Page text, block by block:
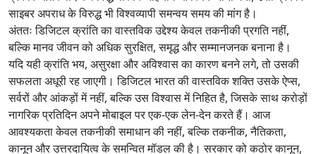
साइबर अपराध के विरुद्ध भी विश्वव्यापी समन्वय समय की मांग है।
अंततः डिजिटल क्रांति का वास्तविक उद्देश्य केवल तकनीकी प्रगति नहीं,
बल्कि मानव जीवन को अधिक सुरक्षित, समृद्ध और सम्मानजनक बनाना है।
यदि यही क्रांति भय, असुरक्षा और अविश्वास का कारण बनने लगे, तो उसकी
सफलता अधूरी रह जाएगी। डिजिटल भारत की वास्तविक शक्ति उसके ऐप्स,
सर्वरों और आंकड़ों में नहीं, बल्कि उस विश्वास में निहित है, जिसके साथ करोड़ों
नागरिक प्रतिदिन अपने मोबाइल पर एक-एक लेन-देन करते हैं। आज
आवश्यकता केवल तकनीकी समाधान की नहीं, बल्कि तकनीक, नैतिकता,
कानून और उत्तरदायित्व के समन्वित मॉडल की है। सरकार को कठोर कानून,